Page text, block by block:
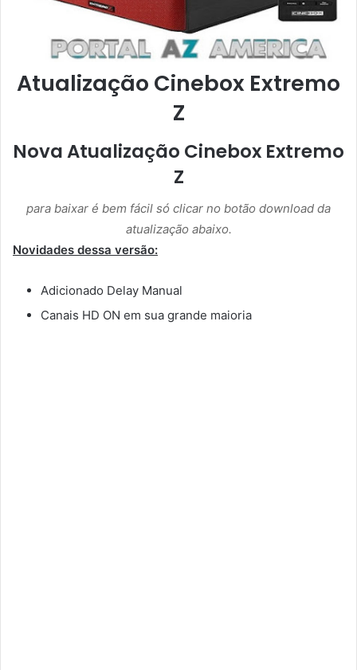
i
l
Atualização Cinebox Extremo
Z
Nova Atualização Cinebox Extremo
Z
para baixar é bem fácil só clicar no botão download da
atualização abaixo.
Novidades dessa versão:
Adicionado Delay Manual
Canais HD ON em sua grande maioria